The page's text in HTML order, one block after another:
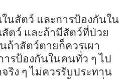
นสัตว์ และการป้องกันใน
ตว์ และถ้ามีสัตว์ที่ป่วย
ถ้าสัตว์ตายก็ควรเผา
รป้องกันในคนทั่ว ๆ ไป
ริง ๆ ไม่ควรรับประทาน